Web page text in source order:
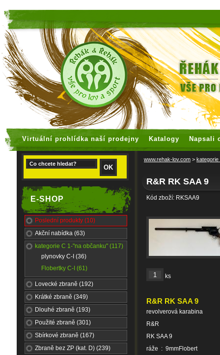
Virtuální prohlídka naší prodejny Katalogy Napsali
E-SHOP
Poslední produkty (10)
Akční nabídka (63)
kategorie C 1-"na občanku" (117)
plynovky C-I (36)
Flobertky C-I (61)
Lovecké zbraně (192)
Krátké zbraně (349)
Dlouhé zbraně (193)
Použité zbraně (301)
Sbírkové zbraně (167)
Zbraně bez ZP (kat. D) (239)
www.rehak-lov.com > kategorie
R&R RK SAA 9
Kód zboží: RKSAA9
ks
R&R RK SAA 9
revolverová karabina
R&R
RK SAA 9
ráže : 9mmFlobert